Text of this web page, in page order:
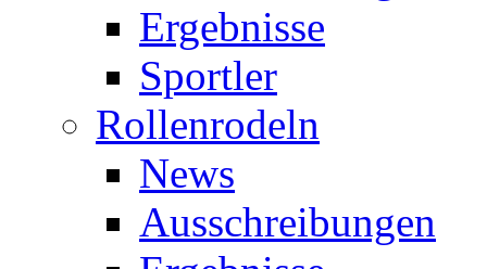
Ergebnisse
Sportler
Rollenrodeln
News
Ausschreibungen